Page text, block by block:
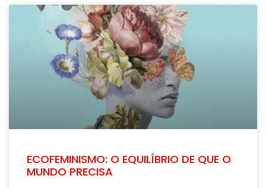
ECOFEMINISMO: O EQUILÍBRIO DE QUE O
MUNDO PRECISA